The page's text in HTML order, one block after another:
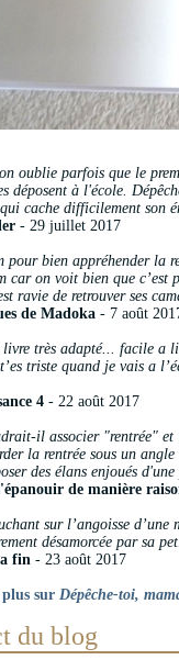
oublie parfois que le
déposent à l'école.
cache difficilement son
- 29 juillet 2017
pour bien appréhender la
car on voit bien que
ravie de retrouver ses
de Madoka - 7 août
livre très adapté... facile a
triste quand je vais a
4 - 22 août 2017
il associer "rentrée"
la rentrée sous un
des élans enjoués
de manière
sur l’angoisse d’une
désamorcée par sa
fin - 23 août 2017
sur Dépêche-toi,
du blog